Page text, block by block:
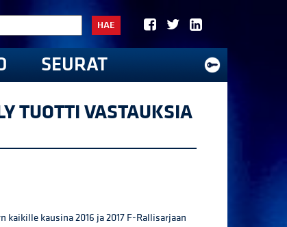
HAE
SEURAT
TUOTTI VASTAUKSIA
kausina 2016 ja 2017 F-Rallisarjaan